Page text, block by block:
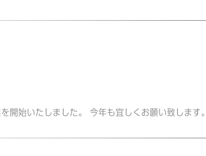
始いたしました。 今年も宜しくお願い致します。